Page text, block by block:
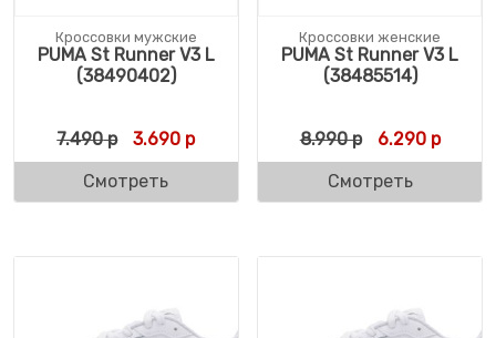
Кроссовки мужские
PUMA St Runner V3 L
(38490402)
7.490р Первоначальная цена составляла 7.490 р.
3.690 рТекущая цена: 3.690 р.
Смотреть
Кроссовки женские
PUMA St Runner V3 L
(38485514)
8.990р 6.290р
Смотреть